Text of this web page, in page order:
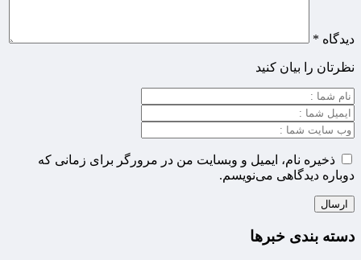
دیدگاه *
نظرتان را بیان کنید
ذخیره نام، ایمیل و وبسایت من در مرورگر برای زمانی که
دوباره دیدگاهی می‌نویسم.
دسته بندی خبرها